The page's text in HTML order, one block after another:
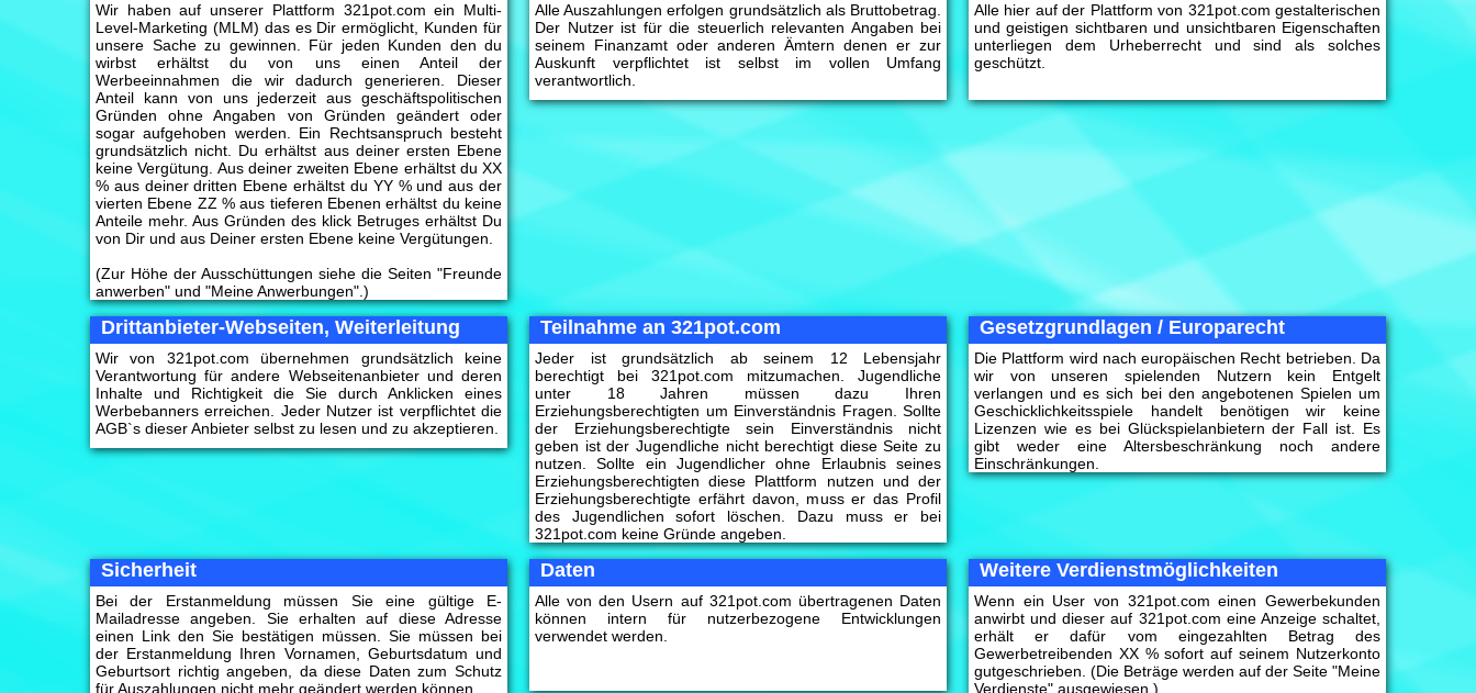
Wir haben auf unserer Plattform 321pot.com ein Multi-
Level-Marketing (MLM) das es Dir ermöglicht, Kunden für
unsere Sache zu gewinnen. Für jeden Kunden den du
wirbst erhältst du von uns einen Anteil der
Werbeeinnahmen die wir dadurch generieren. Dieser
Anteil kann von uns jederzeit aus geschäftspolitischen
Gründen ohne Angaben von Gründen geändert oder
sogar aufgehoben werden. Ein Rechtsanspruch besteht
grundsätzlich nicht. Du erhältst aus deiner ersten Ebene
keine Vergütung. Aus deiner zweiten Ebene erhältst du XX
% aus deiner dritten Ebene erhältst du YY % und aus der
vierten Ebene ZZ % aus tieferen Ebenen erhältst du keine
Anteile mehr. Aus Gründen des klick Betruges erhältst Du
von Dir und aus Deiner ersten Ebene keine Vergütungen.
(Zur Höhe der Ausschüttungen siehe die Seiten "Freunde
anwerben" und "Meine Anwerbungen".)
Alle Auszahlungen erfolgen grundsätzlich als Bruttobetrag.
Der Nutzer ist für die steuerlich relevanten Angaben bei
seinem Finanzamt oder anderen Ämtern denen er zur
Auskunft verpflichtet ist selbst im vollen Umfang
verantwortlich.
Alle hier auf der Plattform von 321pot.com gestalterischen
und geistigen sichtbaren und unsichtbaren Eigenschaften
unterliegen dem Urheberrecht und sind als solches
geschützt.
Drittanbieter-Webseiten, Weiterleitung
Wir von 321pot.com übernehmen grundsätzlich keine
Verantwortung für andere Webseitenanbieter und deren
Inhalte und Richtigkeit die Sie durch Anklicken eines
Werbebanners erreichen. Jeder Nutzer ist verpflichtet die
AGB`s dieser Anbieter selbst zu lesen und zu akzeptieren.
Teilnahme an 321pot.com
Jeder ist grundsätzlich ab seinem 12 Lebensjahr
berechtigt bei 321pot.com mitzumachen. Jugendliche
unter 18 Jahren müssen dazu Ihren
Erziehungsberechtigten um Einverständnis Fragen. Sollte
der Erziehungsberechtigte sein Einverständnis nicht
geben ist der Jugendliche nicht berechtigt diese Seite zu
nutzen. Sollte ein Jugendlicher ohne Erlaubnis seines
Erziehungsberechtigten diese Plattform nutzen und der
Erziehungsberechtigte erfährt davon, muss er das Profil
des Jugendlichen sofort löschen. Dazu muss er bei
321pot.com keine Gründe angeben.
Gesetzgrundlagen / Europarecht
Die Plattform wird nach europäischen Recht betrieben. Da
wir von unseren spielenden Nutzern kein Entgelt
verlangen und es sich bei den angebotenen Spielen um
Geschicklichkeitsspiele handelt benötigen wir keine
Lizenzen wie es bei Glückspielanbietern der Fall ist. Es
gibt weder eine Altersbeschränkung noch andere
Einschränkungen.
Sicherheit
Bei der Erstanmeldung müssen Sie eine gültige E-
Mailadresse angeben. Sie erhalten auf diese Adresse
einen Link den Sie bestätigen müssen. Sie müssen bei
der Erstanmeldung Ihren Vornamen, Geburtsdatum und
Geburtsort richtig angeben, da diese Daten zum Schutz
für Auszahlungen nicht mehr geändert werden können.
Daten
Alle von den Usern auf 321pot.com übertragenen Daten
können intern für nutzerbezogene Entwicklungen
verwendet werden.
Weitere Verdienstmöglichkeiten
Wenn ein User von 321pot.com einen Gewerbekunden
anwirbt und dieser auf 321pot.com eine Anzeige schaltet,
erhält er dafür vom eingezahlten Betrag des
Gewerbetreibenden XX % sofort auf seinem Nutzerkonto
gutgeschrieben. (Die Beträge werden auf der Seite "Meine
Verdienste" ausgewiesen.)